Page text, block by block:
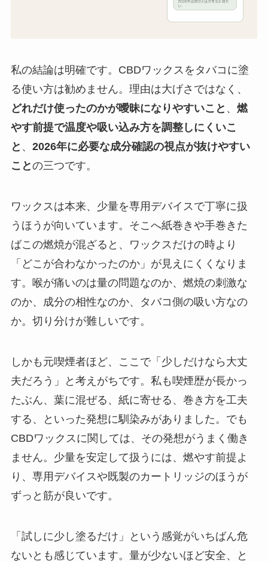
私の結論は明確です。CBDワックスをタバコに塗
る使い方は勧めません。理由は大げさではなく、
どれだけ使ったのかが曖昧になりやすいこと 、 燃
やす前提で温度や吸い込み方を調整しにくいこ
と 、 2026年に必要な成分確認の視点が抜けやすい
ことの三つです。
ワックスは本来、少量を専用デバイスで丁寧に扱
うほうが向いています。そこへ紙巻きや手巻きた
ばこの燃焼が混ざると、ワックスだけの時より
「どこが合わなかったのか」が見えにくくなりま
す。喉が痛いのは量の問題なのか、燃焼の刺激な
のか、成分の相性なのか、タバコ側の吸い方なの
か。切り分けが難しいです。
しかも元喫煙者ほど、ここで「少しだけなら大丈
夫だろう」と考えがちです。私も喫煙歴が長かっ
たぶん、葉に混ぜる、紙に寄せる、巻き方を工夫
する、といった発想に馴染みがありました。でも
CBDワックスに関しては、その発想がうまく働き
ません。少量を安定して扱うには、燃やす前提よ
り、専用デバイスや既製のカートリッジのほうが
ずっと筋が良いです。
「試しに少し塗るだけ」という感覚がいちばん危
ないとも感じています。量が少ないほど安全、と